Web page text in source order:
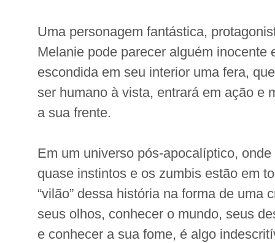
Uma personagem fantástica,
Melanie pode parecer alguém inocente
escondida em seu interior uma fera,
ser humano à vista, entrará em ação e
a sua frente.
Em um universo pós-apocalíptico,
quase instintos e os zumbis estão em
“vilão” dessa história na forma de uma
seus olhos, conhecer o mundo, seus
e conhecer a sua fome, é algo